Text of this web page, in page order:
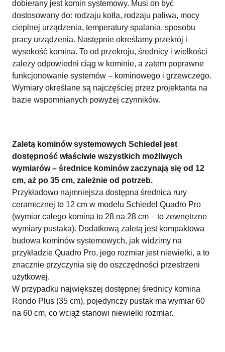
dobierany jest komin systemowy. Musi on być
dostosowany do: rodzaju kotła, rodzaju paliwa, mocy
cieplnej urządzenia, temperatury spalania, sposobu
pracy urządzenia. Następnie określamy przekrój i
wysokość komina. To od przekroju, średnicy i wielkości
zależy odpowiedni ciąg w kominie, a zatem poprawne
funkcjonowanie systemów – kominowego i grzewczego.
Wymiary określane są najczęściej przez projektanta na
bazie wspomnianych powyżej czynników.
Zaletą kominów systemowych Schiedel jest
dostępność właściwie wszystkich możliwych
wymiarów – średnice kominów zaczynają się od 12
cm, aż po 35 cm, zależnie od potrzeb.
Przykładowo najmniejsza dostępna średnica rury
ceramicznej to 12 cm w modelu Schiedel Quadro Pro
(wymiar całego komina to 28 na 28 cm – to zewnętrzne
wymiary pustaka). Dodatkową zaletą jest kompaktowa
budowa kominów systemowych, jak widzimy na
przykładzie Quadro Pro, jego rozmiar jest niewielki, a to
znacznie przyczynia się do oszczędności przestrzeni
użytkowej.
W przypadku największej dostępnej średnicy komina
Rondo Plus (35 cm), pojedynczy pustak ma wymiar 60
na 60 cm, co wciąż stanowi niewielki rozmiar.